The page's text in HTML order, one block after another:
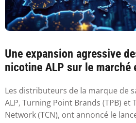
Une expansion agressive
nicotine ALP sur le marché
Les distributeurs de la marque de
ALP, Turning Point Brands (TPB) et
Network (TCN), ont annoncé le